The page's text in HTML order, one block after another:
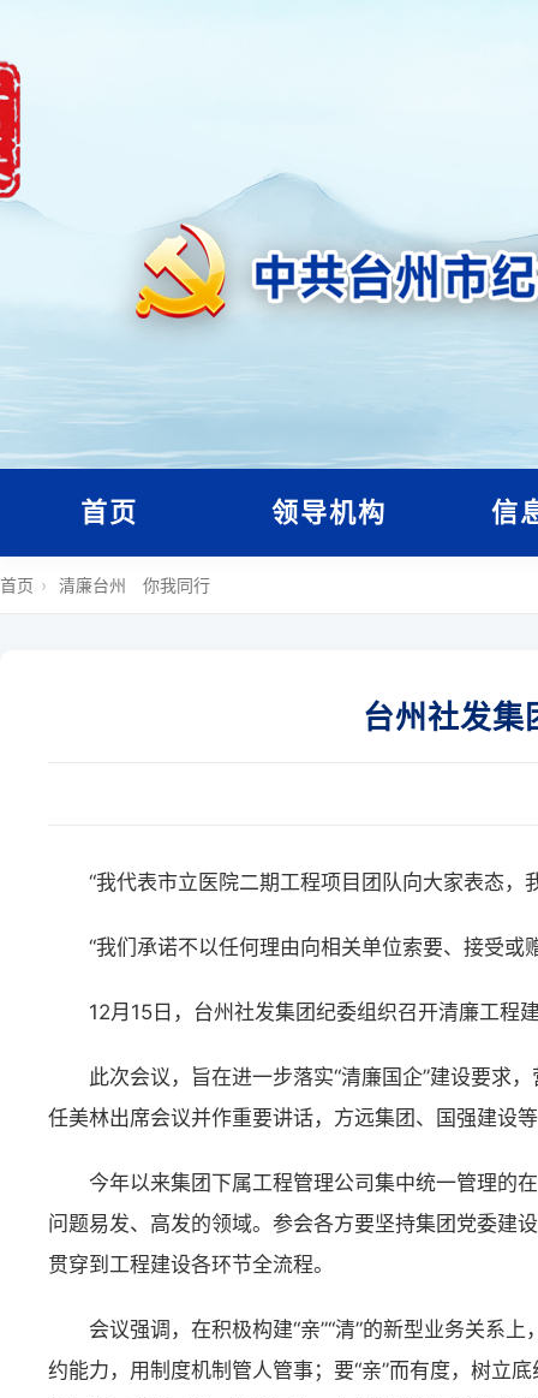
首页 领导机构 信
首页 › 清廉台州 你我同行
台州社发
“我代表市立医院二期工程项目团队向大家表态
“我们承诺不以任何理由向相关单位索要、接受
12月15日，台州社发集团纪委组织召开清廉工程
此次会议，旨在进一步落实“清廉国企”建设要求
任美林出席会议并作重要讲话，方远集团、国强建设
今年以来集团下属工程管理公司集中统一管理的
问题易发、高发的领域。参会各方要坚持集团党委建
贯穿到工程建设各环节全流程。
会议强调，在积极构建“亲”“清”的新型业务关系
约能力，用制度机制管人管事；要“亲”而有度，树立